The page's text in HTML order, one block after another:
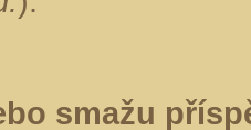
smažu